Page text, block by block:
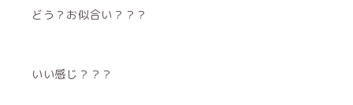
どう？お似合い？？？
いい感じ？？？